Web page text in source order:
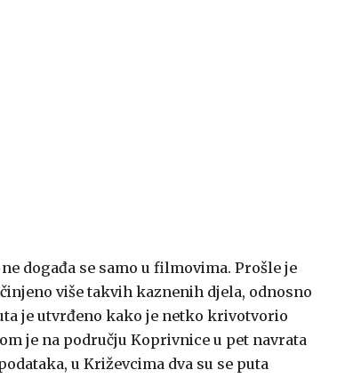
događa se samo u filmovima. Prošle je
više takvih kaznenih djela, odnosno
je utvrđeno kako je netko krivotvorio
je na području Koprivnice u pet navrata
u Križevcima dva su se puta